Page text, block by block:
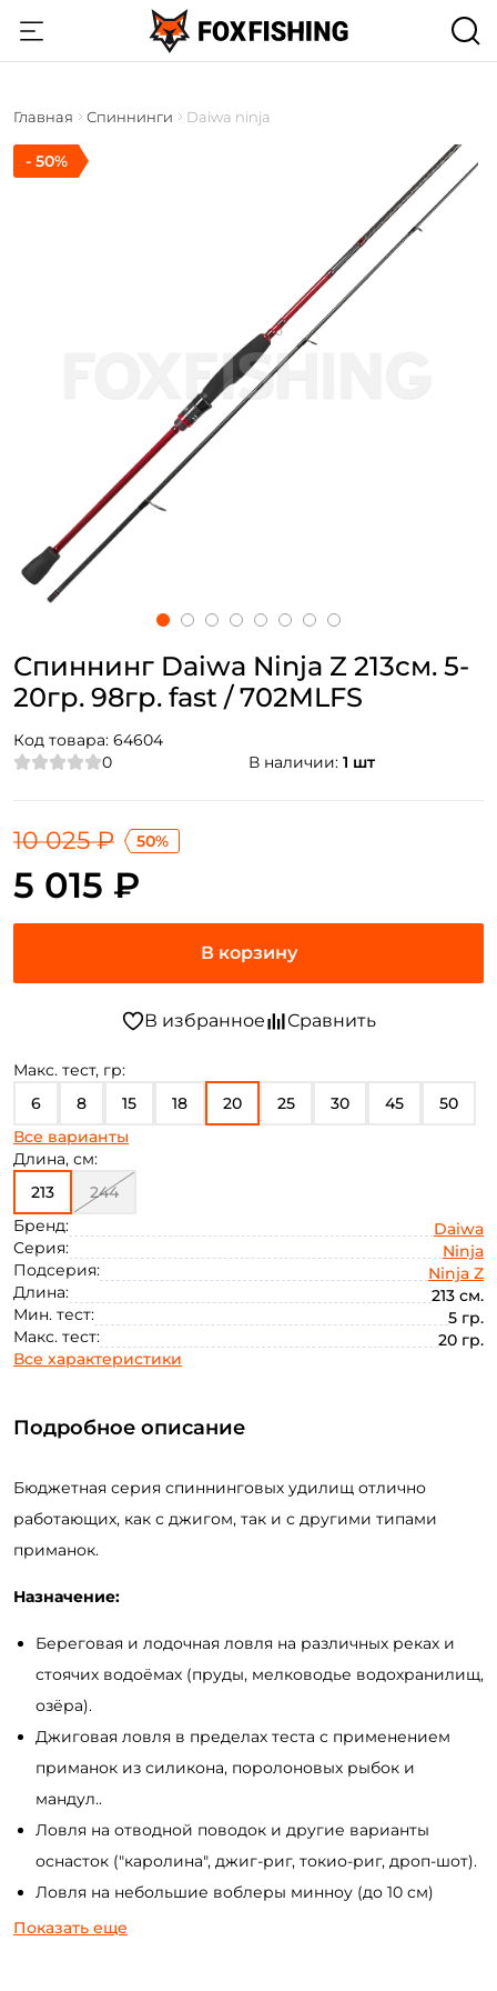
Главная Спиннинги Daiwa ninja
Спиннинг Daiwa Ninja Z 213см. 5-
20гр. 98гр. fast / 702MLFS
Код товара: 64604
0
В наличии: 1 шт
- 50%
Макс. тест, гр:
6
8 15 18 20 25 30 45 50
60 70
Все варианты
Длина, см:
213
244
Бренд:
Daiwa
Серия:
Ninja
Подсерия:
Ninja Z
Длина:
213 см.
Мин. тест:
5 гр.
Макс. тест:
20 гр.
Все характеристики
5 015 ₽
10 025 ₽ 50%
Подробное описание
Бюджетная серия спиннинговых удилищ отлично
работающих, как с джигом, так и с другими типами
приманок.
Назначение:
Береговая и лодочная ловля на различных реках и
стоячих водоёмах (пруды, мелководье водохранилищ,
озёра).
Джиговая ловля в пределах теста с применением
приманок из силикона, поролоновых рыбок и
мандул..
Ловля на отводной поводок и другие варианты
оснасток ("каролина", джиг-риг, токио-риг, дроп-шот).
Ловля на небольшие воблеры минноу (до 10 см)
твичингом и равномерной проводкой.
Показать еще